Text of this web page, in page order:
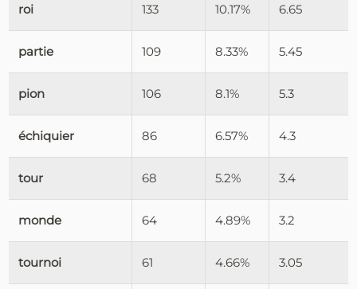
roi 133 10.17% 6.65
partie 109 8.33% 5.45
pion 106 8.1% 5.3
échiquier 86 6.57% 4.3
tour 68 5.2% 3.4
monde 64 4.89% 3.2
tournoi 61 4.66% 3.05